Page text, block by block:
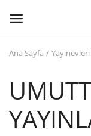
Giriş
Ana Sayfa Yayınevleri